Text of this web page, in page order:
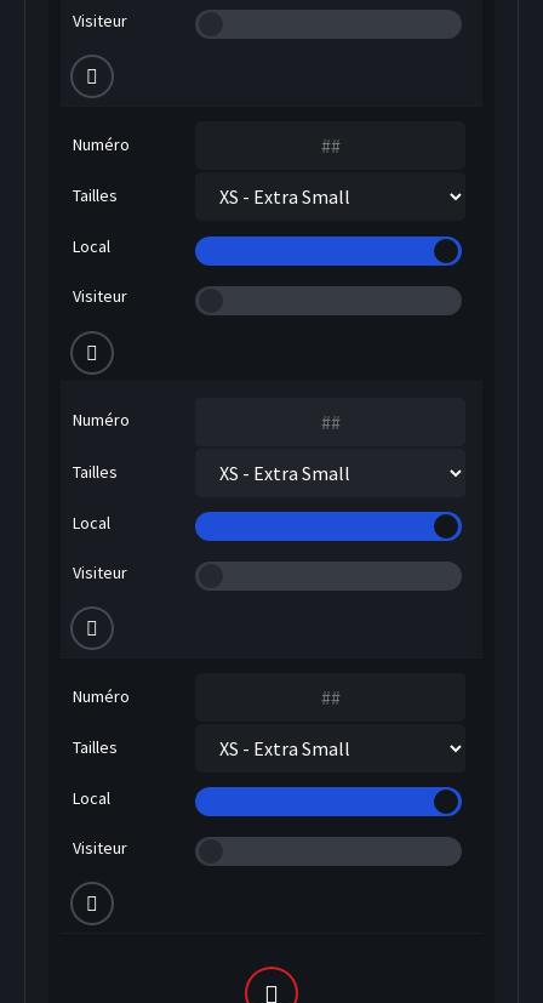
Visiteur
Numéro
Tailles
Local
Visiteur
Numéro
Tailles
Local
Visiteur
Numéro
Tailles
Local
Visiteur